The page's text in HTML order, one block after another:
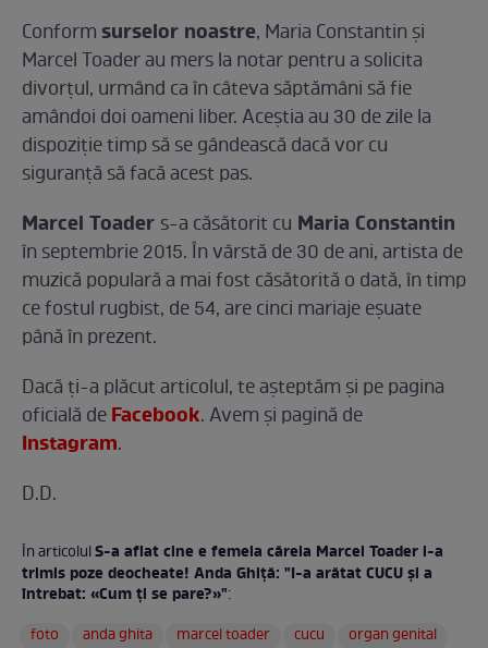
Conformsurselor noastre, Maria Constantin şi
Marcel Toader au mers la notar pentru a solicita
divorţul, urmând ca în câteva săptămâni să fie
amândoi doi oameni liber. Aceştia au 30 de zile la
dispoziţie timp să se gândească dacă vor cu
siguranţă să facă acest pas.
Marcel Toader s-a căsătorit cu Maria Constantin
în septembrie 2015. În vârstă de 30 de ani, artista de
muzică populară a mai fost căsătorită o dată, în timp
ce fostul rugbist, de 54, are cinci mariaje eşuate
până în prezent.
Dacă ți-a plăcut articolul, te așteptăm și pe pagina
oficială deFacebook. Avem şi pagină de
Instagram.
D.D.
În articolulS-a aflat cine e femeia căreia Marcel Toader i-a
trimis poze deocheate! Anda Ghiţă: "I-a arătat CUCU şi a
întrebat: «Cum ţi se pare?»":
foto
anda ghita marcel toader cucu organ genital